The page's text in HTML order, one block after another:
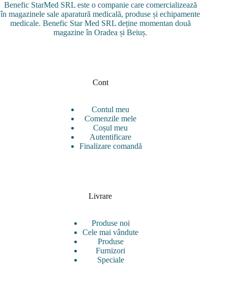
Benefic StarMed SRL este o companie care comercializează
în magazinele sale aparatură medicală, produse și echipamente
medicale. Benefic Star Med SRL deține momentan două
magazine în Oradea și Beiuș.
Cont
Contul meu
Comenzile mele
Coșul meu
Autentificare
Finalizare comandă
Livrare
Produse noi
Cele mai vândute
Produse
Furnizori
Speciale